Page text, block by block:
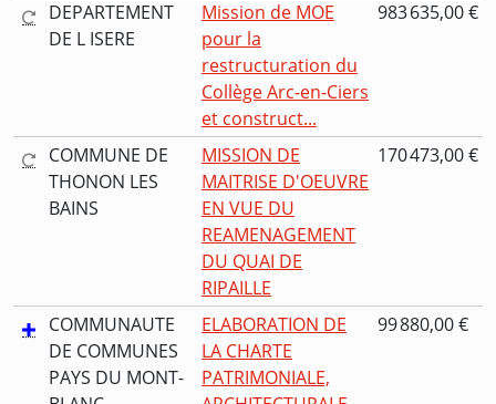
DEPARTEMENT
DE L ISERE
Mission de MOE
pour la
restructuration du
Collège Arc-en-Ciers
et construct...
983 635,00 €
COMMUNE DE
THONON LES
BAINS
MISSION DE
MAITRISE D'OEUVRE
EN VUE DU
REAMENAGEMENT
DU QUAI DE
RIPAILLE
170 473,00 €
COMMUNAUTE
DE COMMUNES
PAYS DU MONT-
ELABORATION DE
LA CHARTE
PATRIMONIALE,
99 880,00 €